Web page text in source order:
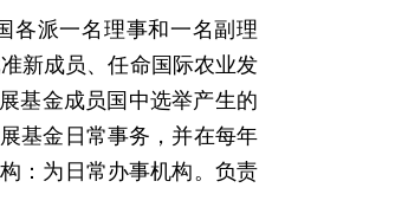
各派一名理事和一名副理
新成员、任命国际农业发
基金成员国中选举产生的
基金日常事务，并在每年
：为日常办事机构。负责